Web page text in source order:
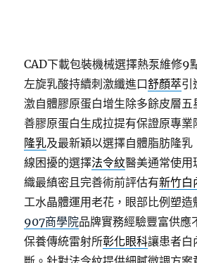
CAD下載包裝機械選擇熱泵維修9
左旋乳酸持續刺激纖進口舒顏萃引
激自體膠原蛋白增生除多餘皮層五
善膠原蛋白生成拉提有保證原專業
隆乳及最新穎以選擇自體脂肪隆乳
線困擾的選擇法令紋醫美通常使用
織最縝密且完善術前評估有新竹白
工水晶體運用老花，眼部比例塑造
907商學院品牌實務經驗豐富供應
保養傳統雷射所彰化眼科讓患者白